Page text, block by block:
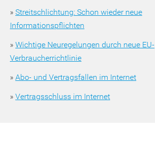
» Streitschlichtung: Schon wieder neue
Informationspflichten
» Wichtige Neuregelungen durch neue EU-
Verbraucherrichtlinie
» Abo- und Vertragsfallen im Internet
» Vertragsschluss im Internet